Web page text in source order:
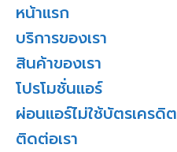
หน้าแรก
บริการของเรา
สินค้าของเรา
โปรโมชั่นแอร์
ผ่อนแอร์ไม่ใช้บัตรเครดิต
ติดต่อเรา